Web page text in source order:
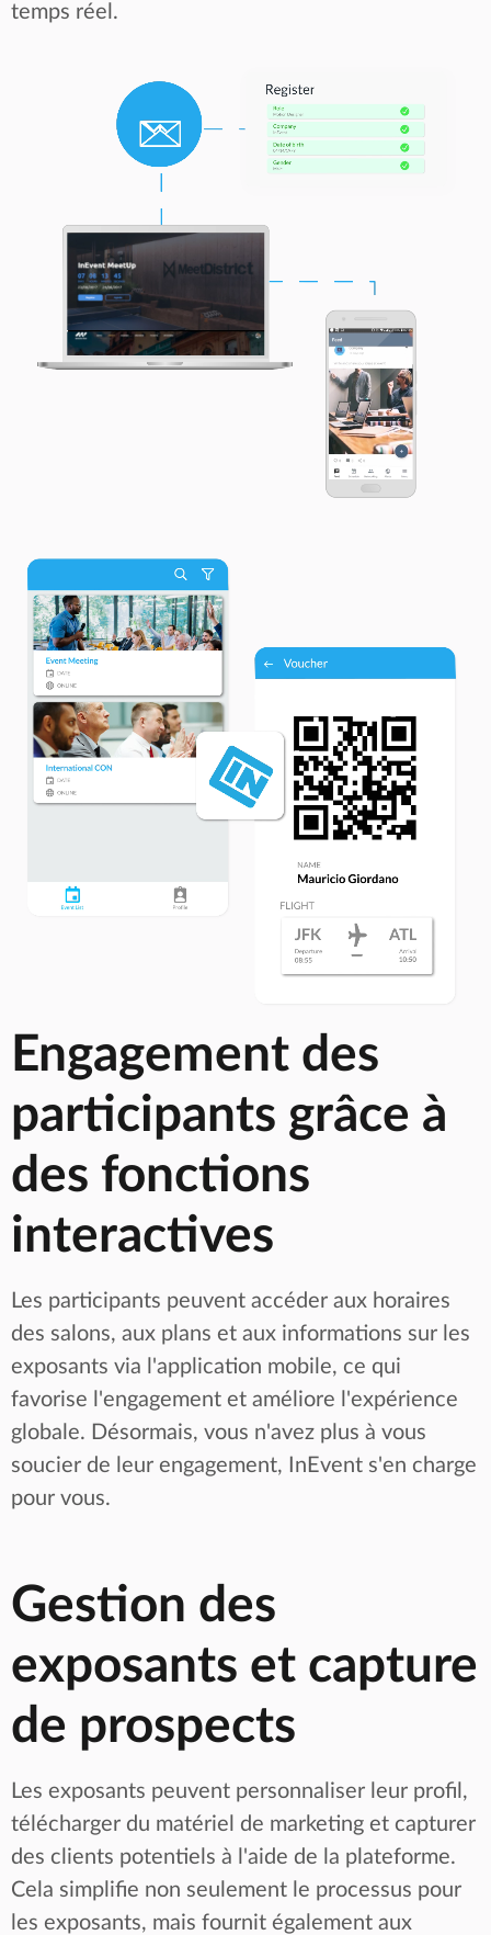
temps réel.
Engagement des
participants grâce à
des fonctions
interactives
Les participants peuvent accéder aux horaires
des salons, aux plans et aux informations sur les
exposants via l'application mobile, ce qui
favorise l'engagement et améliore l'expérience
globale. Désormais, vous n'avez plus à vous
soucier de leur engagement, InEvent s'en charge
pour vous.
Gestion des
exposants et capture
de prospects
Les exposants peuvent personnaliser leur profil,
télécharger du matériel de marketing et capturer
des clients potentiels à l'aide de la plateforme.
Cela simplifie non seulement le processus pour
les exposants, mais fournit également aux